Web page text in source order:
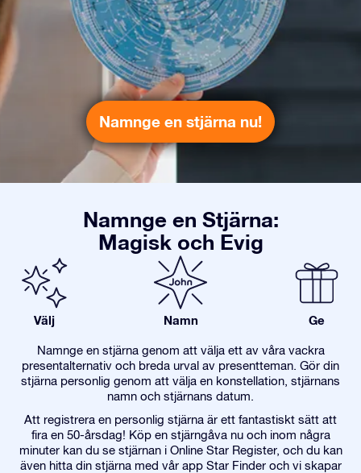
Namnge en stjärna nu!
Namnge en Stjärna:
Magisk och Evig
Välj Namn Ge
Namnge en stjärna genom att välja ett av våra vackra
presentalternativ och breda urval av presentteman. Gör din
stjärna personlig genom att välja en konstellation, stjärnans
namn och stjärnans datum.
Att registrera en personlig stjärna är ett fantastiskt sätt att
fira en 50-årsdag! Köp en stjärngåva nu och inom några
minuter kan du se stjärnan i Online Star Register, och du kan
även hitta din stjärna med vår app Star Finder och vi skapar